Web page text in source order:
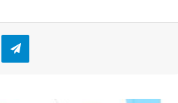
Telegram